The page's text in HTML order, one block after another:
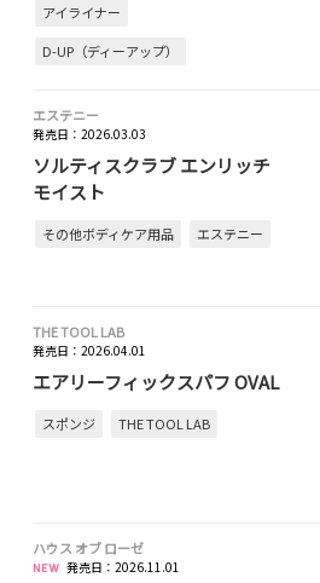
アイライナー
D-UP（ディーアップ）
エステニー
発売日：2026.03.03
ソルティスクラブ エンリッチ
モイスト
その他ボディケア用品 エステニー
THE TOOL LAB
発売日：2026.04.01
エアリーフィックスパフ OVAL
スポンジ THE TOOL LAB
ハウス オブ ローゼ
発売日：2026.11.01